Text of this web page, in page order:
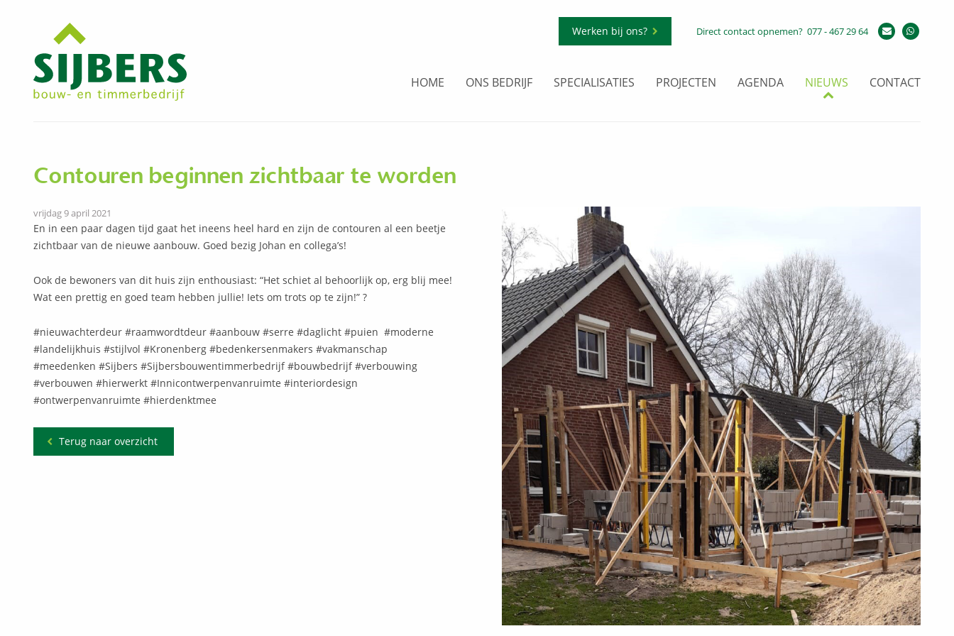
Werken bij ons? Direct contact opnemen? 077 - 467 29 64
HOME ONS BEDRIJF SPECIALISATIES PROJECTEN AGENDA NIEUWS CONTACT
Contouren beginnen zichtbaar te worden
vrijdag 9 april 2021
En in een paar dagen tijd gaat het ineens heel hard en zijn de contouren al een beetje
zichtbaar van de nieuwe aanbouw. Goed bezig Johan en collega’s!
Ook de bewoners van dit huis zijn enthousiast: “Het schiet al behoorlijk op, erg blij mee!
Wat een prettig en goed team hebben jullie! Iets om trots op te zijn!” ?
#nieuwachterdeur #raamwordtdeur #aanbouw #serre #daglicht #puien #moderne
#landelijkhuis #stijlvol #Kronenberg #bedenkersenmakers #vakmanschap
#meedenken #Sijbers #Sijbersbouwentimmerbedrijf #bouwbedrijf #verbouwing
#verbouwen #hierwerkt #Innicontwerpenvanruimte #interiordesign
#ontwerpenvanruimte #hierdenktmee
Terug naar overzicht